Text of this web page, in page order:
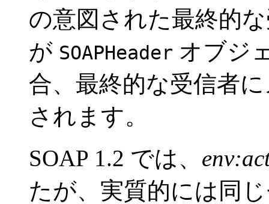
の意図された最終的
が SOAPHeader オブジ
合、最終的な受信者
されます。
SOAP 1.2 では、
たが、実質的には同